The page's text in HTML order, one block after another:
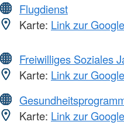
Flugdienst
Karte: Link zur
Freiwilliges Soziales
Karte: Link zur
Karte: Link zur